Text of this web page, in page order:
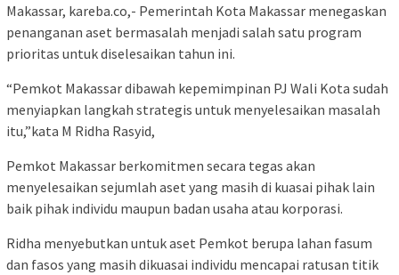
Makassar, kareba.co,- Pemerintah Kota Makassar menegaskan
penanganan aset bermasalah menjadi salah satu program
prioritas untuk diselesaikan tahun ini.
“Pemkot Makassar dibawah kepemimpinan PJ Wali Kota sudah
menyiapkan langkah strategis untuk menyelesaikan masalah
itu,”kata M Ridha Rasyid,
Pemkot Makassar berkomitmen secara tegas akan
menyelesaikan sejumlah aset yang masih di kuasai pihak lain
baik pihak individu maupun badan usaha atau korporasi.
Ridha menyebutkan untuk aset Pemkot berupa lahan fasum
dan fasos yang masih dikuasai individu mencapai ratusan titik